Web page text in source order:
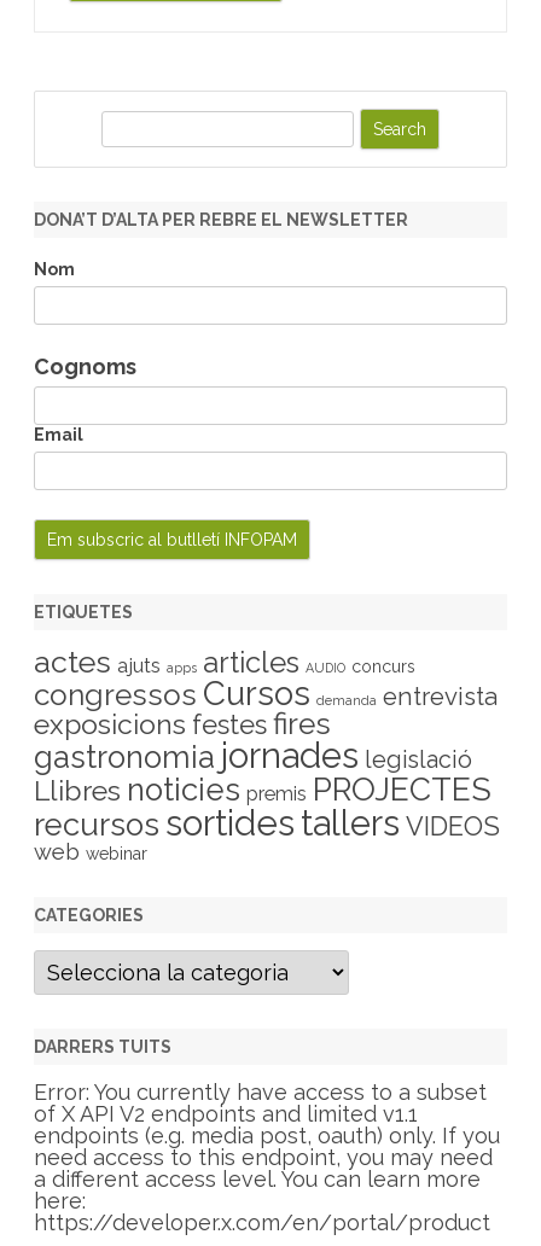
r
h
DONA’T D’ALTA PER REBRE EL NEWSLETTER
Nom
Cognoms
Email
ETIQUETES
actes ajuts apps articles AUDIO concurs
congressos Cursos demanda entrevista
exposicions festesfires
gastronomia jornades legislació
Llibres noticies premis PROJECTES
recursos sortides tallers VIDEOS
web webinar
CATEGORIES
C
t
g
r
i
e
s
DARRERS TUITS
Error: You currently have access to a subset
of X API V2 endpoints and limited v1.1
endpoints (e.g. media post, oauth) only. If you
need access to this endpoint, you may need
a different access level. You can learn more
here:
https://developer.x.com/en/portal/product